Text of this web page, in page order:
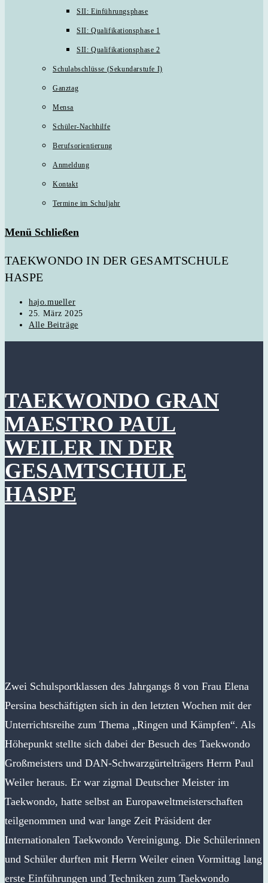
SII: Einführungsphase
SII: Qualifikationsphase 1
SII: Qualifikationsphase 2
Schulabschlüsse (Sekundarstufe I)
Ganztag
Mensa
Schüler-Nachhilfe
Berufsorientierung
Anmeldung
Kontakt
Termine im Schuljahr
Menü Schließen
TAEKWONDO IN DER GESAMTSCHULE
HASPE
Beitrags-
Autor:
hajo.mueller
Beitrag
veröffentlicht:
25. März 2025
Beitrags-
Alle Beiträge
TAEKWONDO GRAN
MAESTRO PAUL
WEILER IN DER
GESAMTSCHULE
HASPE
Zwei Schulsportklassen des Jahrgangs 8 von Frau Elena
Persina beschäftigten sich in den letzten Wochen mit der
Unterrichtsreihe zum Thema „Ringen und Kämpfen“. Als
Höhepunkt stellte sich dabei der Besuch des Taekwondo
Großmeisters und DAN-Schwarzgürtelträgers Herrn Paul
Weiler heraus. Er war zigmal Deutscher Meister im
Taekwondo, hatte selbst an Europaweltmeisterschaften
teilgenommen und war lange Zeit Präsident der
Internationalen Taekwondo Vereinigung. Die Schülerinnen
und Schüler durften mit Herrn Weiler einen Vormittag lang
erste Einführungen und Techniken zum Taekwondo